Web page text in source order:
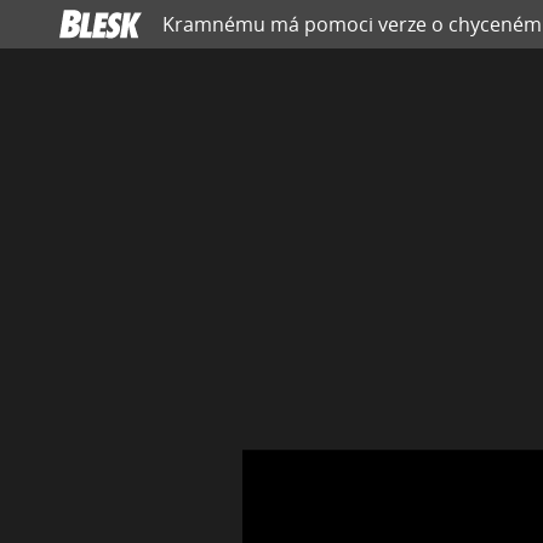
Kramnému má pomoci verze o